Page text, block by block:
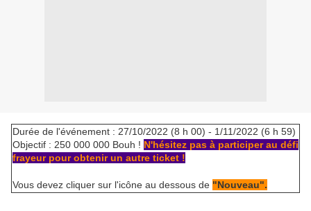
Durée de l'événement : 27/10/2022 (8 h 00) - 1/11/2022 (6 h 59)
Objectif : 250 000 000 Bouh ! N'hésitez pas à participer au défi
frayeur pour obtenir un autre ticket !
Vous devez cliquer sur l'icône au dessous de "Nouveau".